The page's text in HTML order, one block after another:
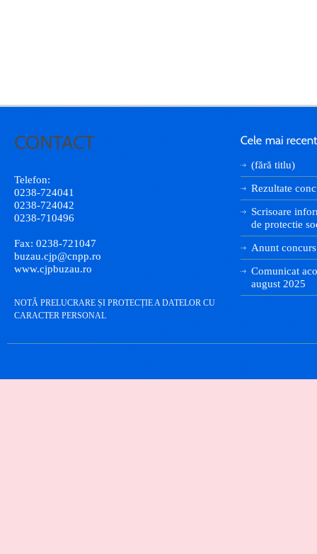
Telefon:
0238-724041
0238-724042
0238-710496
Fax: 0238-721047
buzau.cjp@cnpp.ro
www.cjpbuzau.ro
NOTĂ PRELUCRARE ȘI PROTECȚIE A DATELOR CU
CARACTER PERSONAL
(fără titlu)
Rezultate
Scrisoare
de protectie
Anunt concurs
Comunicat
august 2025